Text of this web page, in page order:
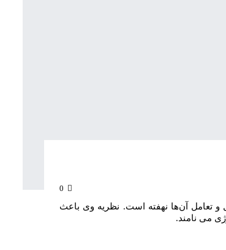
و تعامل آن‌ها نهفته است. نظریه وی باعث
می نامند.